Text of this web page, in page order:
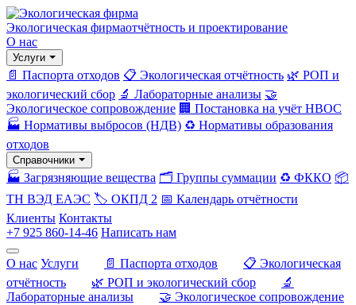
Экологическая фирмаотчётность и проектирование
О нас
Услуги
📄 Паспорта отходов 📋 Экологическая отчётность 🌿 РОП и
экологический сбор 🔬 Лабораторные анализы 🤝
Экологическое сопровождение 🏢 Постановка на учёт НВОС
🏭 Нормативы выбросов (НДВ) ♻️ Нормативы образования
отходов
Справочники
🏭 Загрязняющие вещества 🗂️ Группы суммации ♻️ ФККО 📦
ТН ВЭД ЕАЭС 🏷️ ОКПД 2 📅 Календарь отчётности
Клиенты Контакты
+7 925 860-14-46 Написать нам
О нас Услуги 📄 Паспорта отходов
📋 Экологическая
отчётность
🌿 РОП и экологический сбор
🔬
Лабораторные анализы
🤝 Экологическое сопровождение